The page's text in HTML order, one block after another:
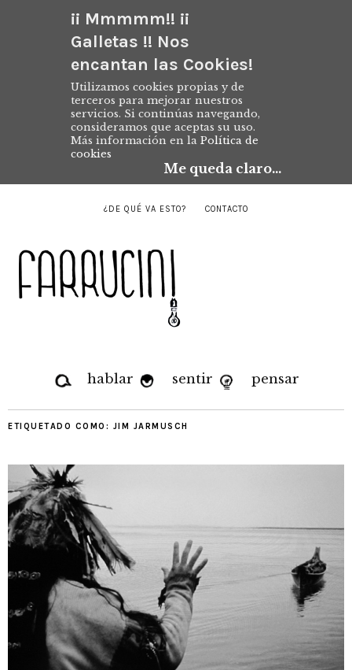
¡¡ Mmmmm!! ¡¡
Galletas !! Nos
encantan las Cookies!
Utilizamos cookies propias y de
terceros para mejorar nuestros
servicios. Si continúas navegando,
consideramos que aceptas su uso.
Más información en la Política de
cookies
Me queda claro...
¿DE QUÉ VA ESTO? CONTACTO
hablar sentir pensar
ETIQUETADO COMO: JIM JARMUSCH